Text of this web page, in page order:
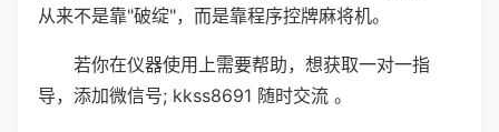
从来不是靠"破绽"，而是靠程序控牌麻将机。
若你在仪器使用上需要帮助，想获取一对一指
导，添加微信号; kkss8691 随时交流 。